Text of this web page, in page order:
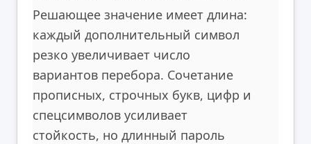
Решающее значение имеет длина:
каждый дополнительный символ
резко увеличивает число
вариантов перебора. Сочетание
прописных, строчных букв, цифр и
спецсимволов усиливает
стойкость, но длинный пароль